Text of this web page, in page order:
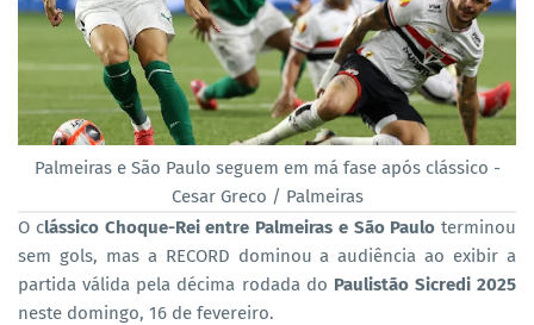
Palmeiras e São Paulo seguem em má fase após clássico -
Cesar Greco / Palmeiras
O clássico Choque-Rei entre Palmeiras e São Paulo terminou
sem gols, mas a RECORD dominou a audiência ao exibir a
partida válida pela décima rodada do Paulistão Sicredi 2025
neste domingo, 16 de fevereiro.